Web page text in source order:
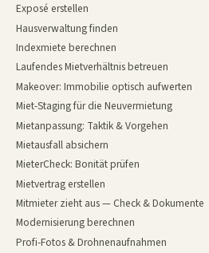
Exposé erstellen
Hausverwaltung finden
Indexmiete berechnen
Laufendes Mietverhältnis betreuen
Makeover: Immobilie optisch aufwerten
Miet-Staging für die Neuvermietung
Mietanpassung: Taktik & Vorgehen
Mietausfall absichern
MieterCheck: Bonität prüfen
Mietvertrag erstellen
Mitmieter zieht aus — Check & Dokumente
Modernisierung berechnen
Profi-Fotos & Drohnenaufnahmen